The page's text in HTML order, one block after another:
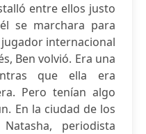
entre ellos justo
se marchara para
internacional
Ben volvió. Era una
que ella era
Pero tenían algo
En la ciudad de los
periodista